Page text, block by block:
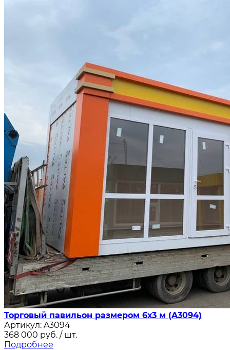
Торговый павильон размером 6х3 м (A3094)
Артикул: A3094
368 000 руб. / шт.
Подробнее